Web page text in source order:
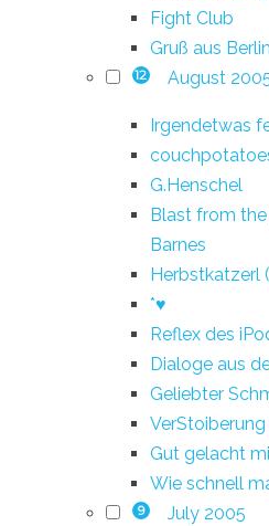
Fight Club
Gruß aus Berlin
12 August
Irgendetwas
G.Henschel
Blast from
Barnes
Herbstkatzerl
*♥
Reflex des
Dialoge aus
Geliebter
Gut gelacht
Wie schnell
9 July 2005